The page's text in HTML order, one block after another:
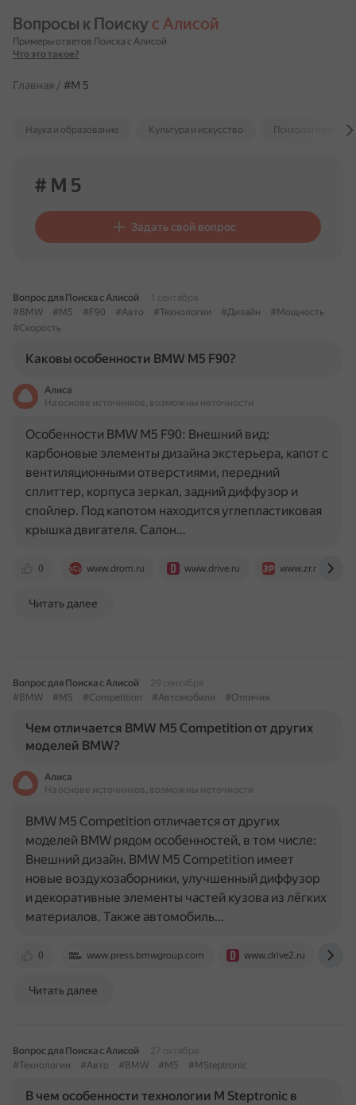
Вопросы к Поиску с Алисой
Примеры ответов Поиска с Алисой
Что это такое?
Главная / #M 5
Наука и образование Культура и искусство Психология и
# M 5
Задать свой вопрос
Вопрос для Поиска с Алисой
1 сентября
#BMW
#M5 #F90 #Авто #Технологии #Дизайн
#Мощность
#Скорость
Каковы особенности BMW M5 F90?
Алиса
На основе источников, возможны неточности
0 www.drom.ru www.drive.ru www.zr.ru
Особенности BMW M5 F90: Внешний вид:
карбоновые элементы дизайна экстерьера, капот с
вентиляционными отверстиями, передний
сплиттер, корпуса зеркал, задний диффузор и
спойлер. Под капотом находится углепластиковая
крышка двигателя. Салон…
Читать далее
Вопрос для Поиска с Алисой
29 сентября
#BMW
#M5 #Competition #Автомобили #Отличия
Чем отличается BMW M5 Competition от других
моделей BMW?
Алиса
На основе источников, возможны неточности
0 www.press.bmwgroup.com www.drive2.ru
BMW M5 Competition отличается от других
моделей BMW рядом особенностей, в том числе:
Внешний дизайн. BMW M5 Competition имеет
новые воздухозаборники, улучшенный диффузор
и декоративные элементы частей кузова из лёгких
материалов. Также автомобиль…
Читать далее
Вопрос для Поиска с Алисой
27 октября
#Технологии
#Авто #BMW #M5 #MSteptronic
В чем особенности технологии M Steptronic в